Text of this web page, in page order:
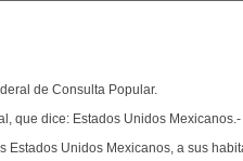
de Consulta Popular.
que dice: Estados Unidos
Estados Unidos Mexicanos, a sus